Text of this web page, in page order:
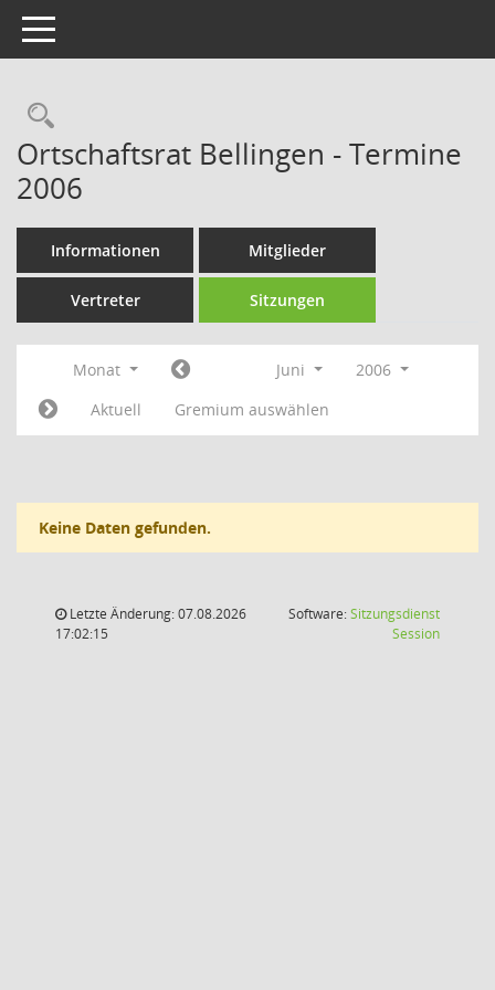
Toggle navigation
Rechercheauswahl
Ortschaftsrat Bellingen - Termine
2006
Informationen Mitglieder
Vertreter Sitzungen
Monat Juni
2006
Aktuell
Gremium auswählen
Keine Daten gefunden.
Letzte Änderung: 07.08.2026
17:02:15
Software:Sitzungsdienst
Session(Wird in